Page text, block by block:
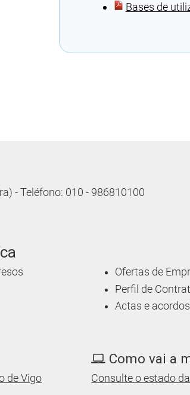
Bases de
- Teléfono: 010 - 986810100
Ofertas de
Perfil de
Actas e acordos
de Vigo
Como vai a
Consulte o estado